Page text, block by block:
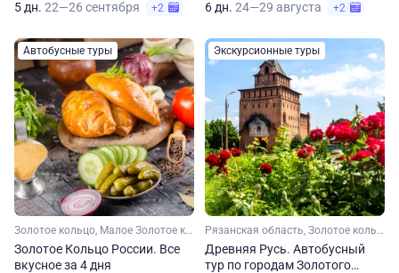
5 дн. 22—26 сентября +2 6 дн. 24—29 августа +2
Автобусные туры
Золотое кольцо, Малое Золотое кольцо, Ярославская область, Костромская область, Владимирская область, Московская область, Ивановская область
Золотое Кольцо России. Все
вкусное за 4 дня
Экскурсионные туры
Рязанская область, Золотое кольцо, Владимирская область, Нижегородская область, Малое Золотое кольцо, Московская область
Древняя Русь. Автобусный
тур по городам Золотого